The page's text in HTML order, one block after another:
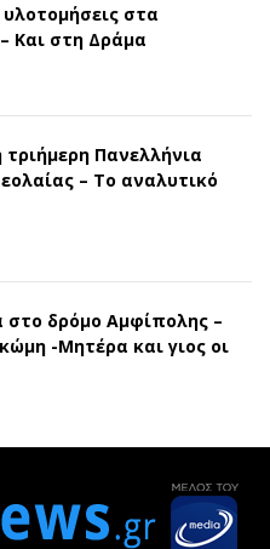
στα
Και στη Δράμα
Πανελλήνια
– Το αναλυτικό
στο δρόμο Αμφίπολης –
-Μητέρα και γιος οι